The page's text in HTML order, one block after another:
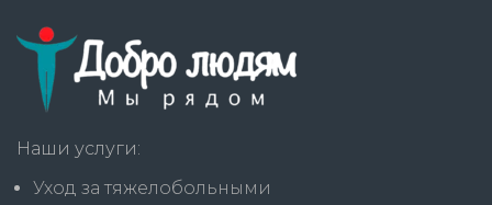
Наши услуги:
Уход за тяжелобольными